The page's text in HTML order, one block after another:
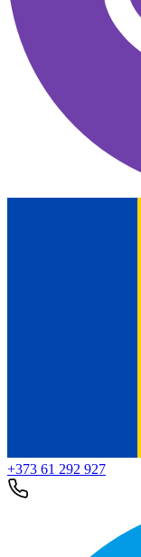
+373 61 292 927